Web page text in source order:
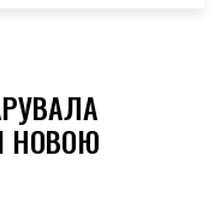
НОВОЮ